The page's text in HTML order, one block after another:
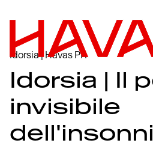
Idorsia | Havas PR
Idorsia | Il
invisibile